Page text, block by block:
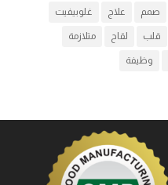
صمم علاج غلوبيفيت
قلب لقاح متلازمة
وظيفة